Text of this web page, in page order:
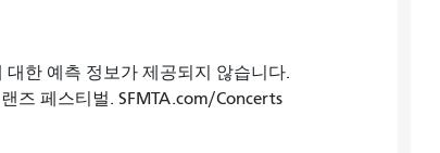
식
한 예측 정보가 제공되지 않습니다.
즈 페스티벌. SFMTA.com/Concerts